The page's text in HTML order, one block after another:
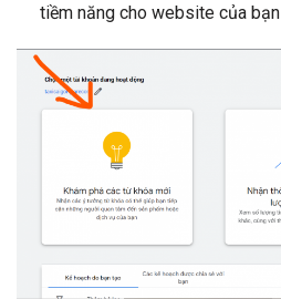
tiềm năng cho website của bạn